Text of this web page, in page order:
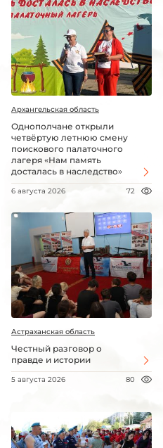
Архангельская область
Однополчане открыли
четвёртую летнюю смену
поискового палаточного
лагеря «Нам память
досталась в наследство»
6 августа 2026 72
Астраханская область
Честный разговор о
правде и истории
5 августа 2026 80